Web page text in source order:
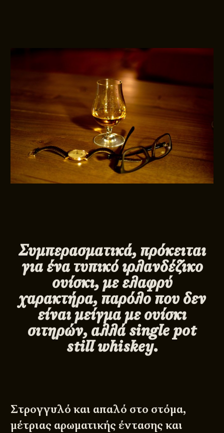
Συμπερασματικά, πρόκειται
για ένα τυπικό ιρλανδέζικο
ουίσκι, με ελαφρύ
χαρακτήρα, παρόλο που δεν
είναι μείγμα με ουίσκι
σιτηρών, αλλάsingle pot
stillwhiskey.
Στρογγυλό και απαλό στο στόμα,
μέτριας αρωματικής έντασης και